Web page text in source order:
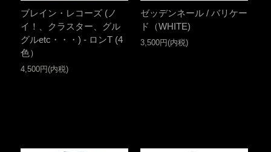
ブレイン・レコーズ (ノ
イ！、クラスター、グル
グルetc・・・) - ロンT (4
色）
4,500円(内税)
ゼッデンネール / バリケー
ド（WHITE)
3,500円(内税)